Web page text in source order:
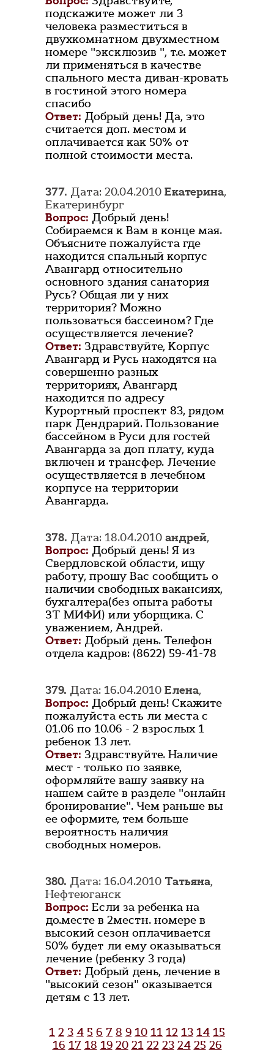
подскажите может ли 3
человека разместиться в
двухкомнатном двухместном
номере "эксклюзив ", т.е. может
ли применяться в качестве
спального места диван-кровать
в гостиной этого номера
спасибо
Ответ: Добрый день! Да, это
считается доп. местом и
оплачивается как 50% от
полной стоимости места.
377. Дата: 20.04.2010 Екатерина,
Екатеринбург
Вопрос: Добрый день!
Собираемся к Вам в конце мая.
Объясните пожалуйста где
находится спальный корпус
Авангард относительно
основного здания санатория
Русь? Общая ли у них
территория? Можно
пользоваться бассеином? Где
осуществляется лечение?
Ответ: Здравствуйте, Корпус
Авангард и Русь находятся на
совершенно разных
территориях, Авангард
находится по адресу
Курортный проспект 83, рядом
парк Дендрарий. Пользование
бассейном в Руси для гостей
Авангарда за доп плату, куда
включен и трансфер. Лечение
осуществляется в лечебном
корпусе на территории
Авангарда.
378. Дата: 18.04.2010 андрей,
Вопрос: Добрый день! Я из
Свердловской области, ищу
работу, прошу Вас сообщить о
наличии свободных вакансиях,
бухгалтера(без опыта работы
ЗТ МИФИ) или уборщика. С
уважением, Андрей.
Ответ: Добрый день. Телефон
отдела кадров: (8622) 59-41-78
379. Дата: 16.04.2010 Елена,
Вопрос: Добрый день! Скажите
пожалуйста есть ли места с
01.06 по 10.06 - 2 взрослых 1
ребенок 13 лет.
Ответ: Здравствуйте. Наличие
мест - только по заявке,
оформляйте вашу заявку на
нашем сайте в разделе "онлайн
бронирование". Чем раньше вы
ее оформите, тем больше
вероятность наличия
свободных номеров.
380. Дата: 16.04.2010 Татьяна,
Нефтеюганск
Вопрос: Если за ребенка на
до.месте в 2местн. номере в
высокий сезон оплачивается
50% будет ли ему оказываться
лечение (ребенку 3 года)
Ответ: Добрый день, лечение в
"высокий сезон" оказывается
детям с 13 лет.
1 2 3 4 5 6 7 8 9 10 11 12 13 14 15
16 17 18 19 20 21 22 23 24 25 26